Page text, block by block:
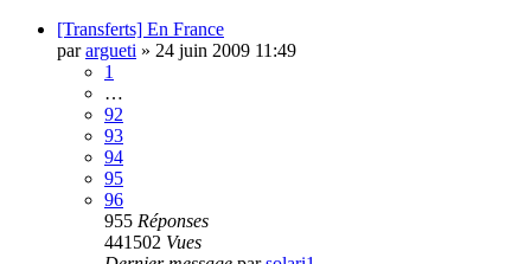
[Transferts] En France
parargueti » 24 juin 2009 11:49
1
…
92
93
94
95
96
955 Réponses
441502 Vues